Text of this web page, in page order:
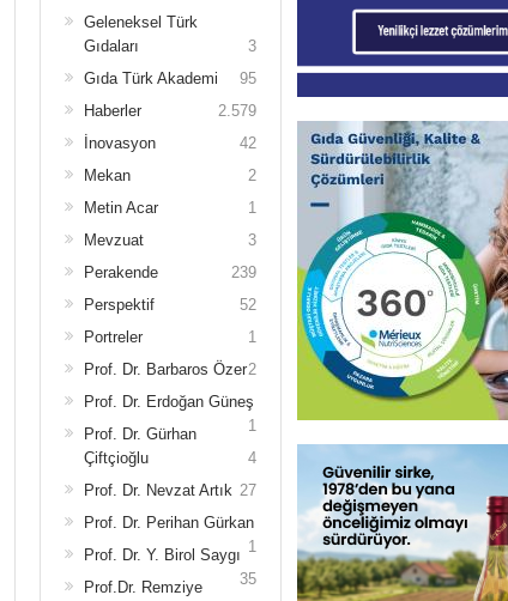
Geleneksel Türk
Gıdaları
3
Gıda Türk Akademi
95
Haberler
2.579
İnovasyon
42
Mekan
2
Metin Acar
1
Mevzuat
3
Perakende
239
Perspektif
52
Portreler
1
Prof. Dr. Barbaros Özer2
Prof. Dr. Erdoğan Güneş
1
Prof. Dr. Gürhan
Çiftçioğlu
4
Prof. Dr. Nevzat Artık 27
Prof. Dr. Perihan Gürkan
1
Prof. Dr. Y. Birol Saygı
35
Prof.Dr. Remziye